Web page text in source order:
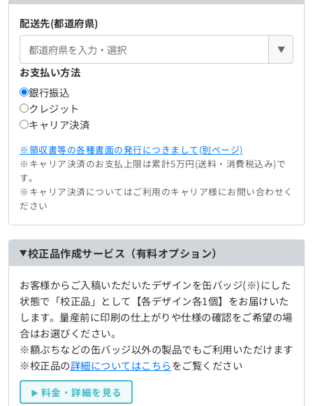
配送先(都道府県)
▼
お支払い方法
銀行振込
クレジット
キャリア決済
※領収書等の各種書面の発行につきまして(別ページ)
※キャリア決済のお支払上限は累計5万円(送料・消費税込み)で
す。
※キャリア決済についてはご利用のキャリア様にお問い合わせく
ださい
校正品作成サービス（有料オプション）
お客様からご入稿いただいたデザインを缶バッジ(※)にした
状態で「校正品」として【各デザイン各1個】をお届けいた
します。量産前に印刷の仕上がりや仕様の確認をご希望の場
合はお選びください。
※額ぷちなどの缶バッジ以外の製品でもご利用いただけます
※校正品の詳細についてはこちらをご覧ください
料金・詳細を見る